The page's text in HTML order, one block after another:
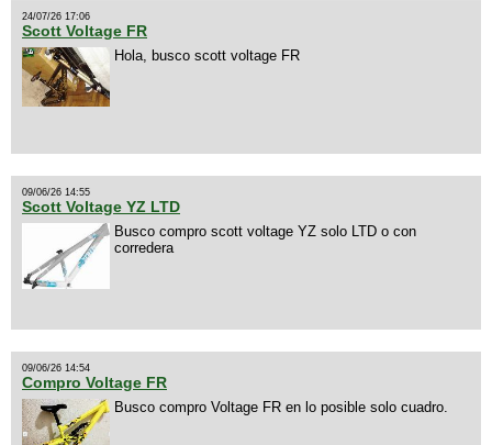
24/07/26 17:06
Scott Voltage FR
Hola, busco scott voltage FR
09/06/26 14:55
Scott Voltage YZ LTD
Busco compro scott voltage YZ solo LTD o con
corredera
09/06/26 14:54
Compro Voltage FR
Busco compro Voltage FR en lo posible solo cuadro.